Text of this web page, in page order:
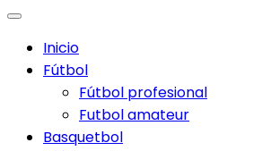
Inicio
Fútbol
Fútbol profesional
Futbol amateur
Basquetbol